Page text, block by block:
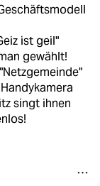
ist geil"
gewählt!
singt ihnen